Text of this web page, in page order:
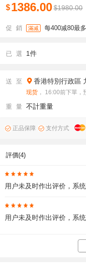
$1386.00$1980.00
促 銷 滿减 每400减80最
已 選 1件
送 至 香港特別行政區
现货 ， 16:00前下單
重 量 不計重量
正品保障 支付方式
評價(4)
用户未及时作出评价，系
用户未及时作出评价，系